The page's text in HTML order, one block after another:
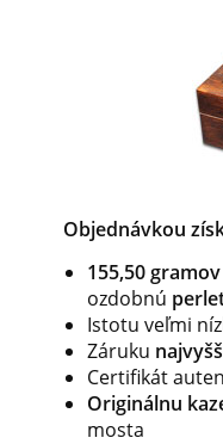
Objednávkou
155,50
ozdobnú
Istotu veľmi
Záruku
Certifikát
Originálnu
mosta